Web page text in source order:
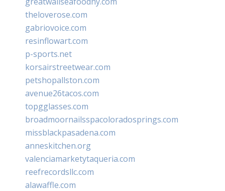
theloverose.com
gabriovoice.com
resinflowart.com
p-sports.net
korsairstreetwear.com
petshopallston.com
avenue26tacos.com
topgglasses.com
broadmoornailsspacoloradosprings.com
missblackpasadena.com
anneskitchen.org
valenciamarketytaqueria.com
reefrecordsllc.com
alawaffle.com